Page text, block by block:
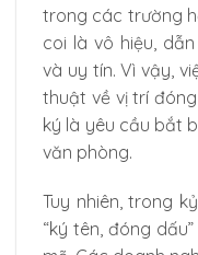
trong các trường
coi là vô hiệu,
và uy tín. Vì vậy,
thuật về vị trí
ký là yêu cầu bắt
văn phòng.
Tuy nhiên, trong
“ký tên, đóng